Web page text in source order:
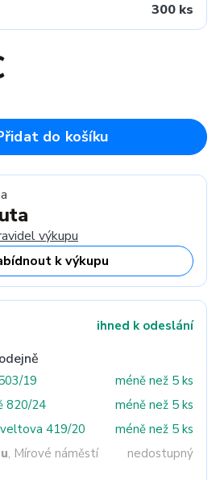
300 ks
do košíku
výkupu
k výkupu
ihned k odeslání
19
méně než 5 ks
820/24
méně než 5 ks
419/20
méně než 5 ks
, Mírové náměstí
nedostupný